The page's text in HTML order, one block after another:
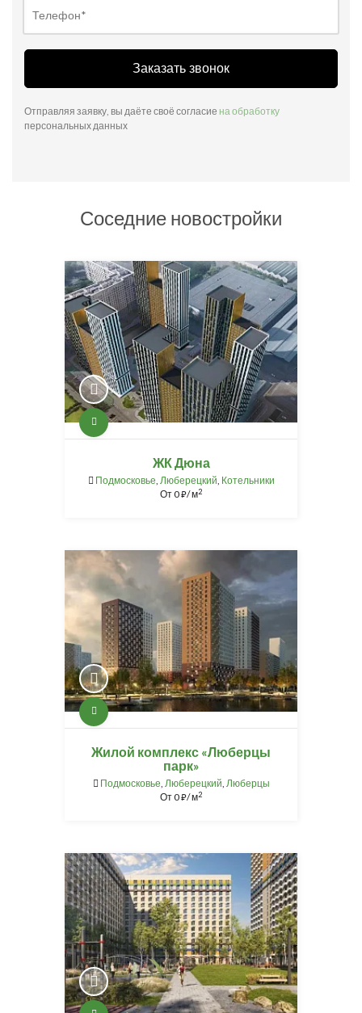
Заказать звонок
Отправляя заявку, вы даёте своё согласие на обработку
персональных данных
Соседние новостройки
ЖК Дюна
Подмосковье, Люберецкий, Котельники
От0⃏/ м2
Жилой комплекс «Люберцы
парк»
Подмосковье, Люберецкий, Люберцы
От0⃏/ м2